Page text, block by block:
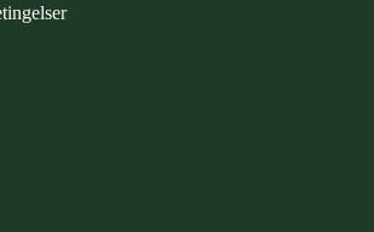
EQUINE RYTTER